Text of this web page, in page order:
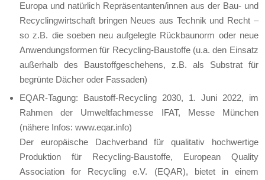
Europa und natürlich Repräsentanten/innen aus der Bau- und
Recyclingwirtschaft bringen Neues aus Technik und Recht –
so z.B. die soeben neu aufgelegte Rückbaunorm oder neue
Anwendungsformen für Recycling-Baustoffe (u.a. den Einsatz
außerhalb des Baustoffgeschehens, z.B. als Substrat für
begrünte Dächer oder Fassaden)
EQAR-Tagung: Baustoff-Recycling 2030, 1. Juni 2022, im
Rahmen der Umweltfachmesse IFAT, Messe München
(nähere Infos: www.eqar.info)
Der europäische Dachverband für qualitativ hochwertige
Produktion für Recycling-Baustoffe, European Quality
Association for Recycling e.V. (EQAR), bietet in einem